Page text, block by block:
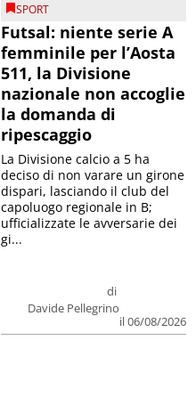
SPORT
Futsal: niente serie A
femminile per l’Aosta
511, la Divisione
nazionale non accoglie
la domanda di
ripescaggio
di
Davide Pellegrino
il 06/08/2026
La Divisione calcio a 5 ha
deciso di non varare un girone
dispari, lasciando il club del
capoluogo regionale in B;
ufficializzate le avversarie dei
gi...